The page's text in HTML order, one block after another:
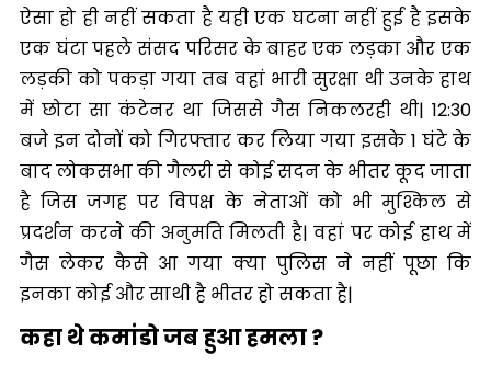
ऐसा हो ही नहीं सकता है यही एक घटना नहीं हुई है इसके
एक घंटा पहले संसद परिसर के बाहर एक लड़का और एक
लड़की को पकड़ा गया तब वहां भारी सुरक्षा थी उनके हाथ
में छोटा सा कंटेनर था जिससे गैस निकलरही थी| 12:30
बजे इन दोनों को गिरफ्तार कर लिया गया इसके 1 घंटे के
बाद लोकसभा की गैलरी से कोई सदन के भीतर कूद जाता
है जिस जगह पर विपक्ष के नेताओं को भी मुश्किल से
प्रदर्शन करने की अनुमति मिलती है| वहां पर कोई हाथ में
गैस लेकर कैसे आ गया क्या पुलिस ने नहीं पूछा कि
इनका कोई और साथी है भीतर हो सकता है|
कहा थे कमांडो जब हुआ हमला ?